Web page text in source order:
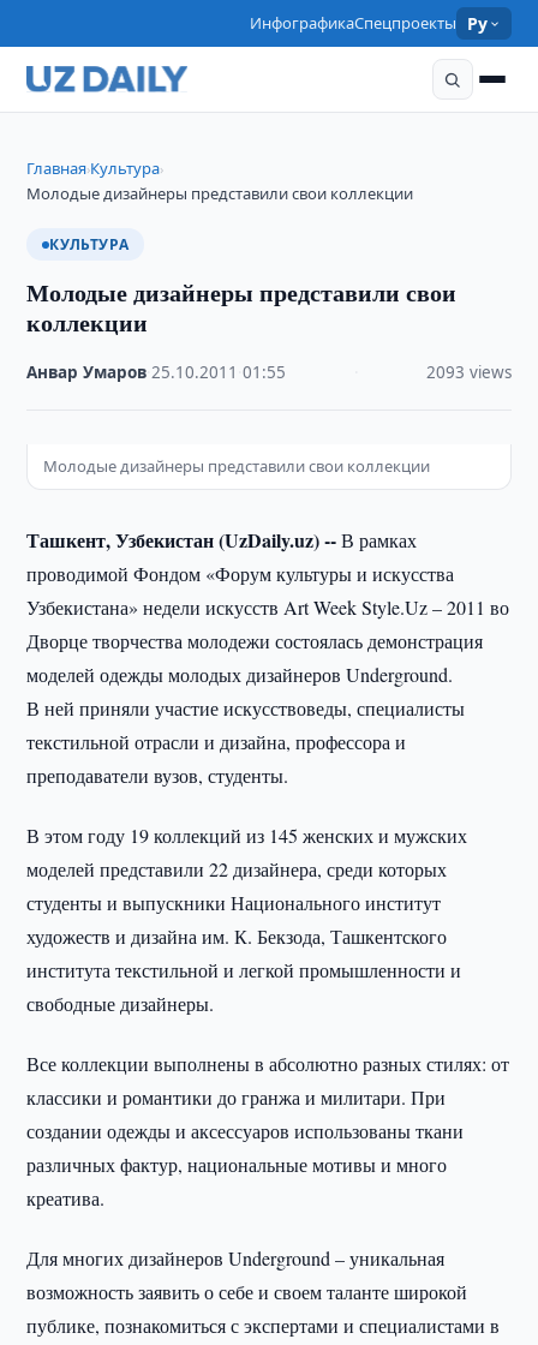
ИнфографикаСпецпроекты Ру
Главная›Культура›
Молодые дизайнеры представили свои коллекции
КУЛЬТУРА
Молодые дизайнеры представили свои
коллекции
Анвар Умаров ·25.10.2011 ·01:55 2093 views
Молодые дизайнеры представили свои коллекции
Ташкент, Узбекистан (UzDaily.uz) --В рамках
проводимой Фондом «Форум культуры и искусства
Узбекистана» недели искусств Art Week Style.Uz – 2011 во
Дворце творчества молодежи состоялась демонстрация
моделей одежды молодых дизайнеров Underground.
В ней приняли участие искусствоведы, специалисты
текстильной отрасли и дизайна, профессора и
преподаватели вузов, студенты.
В этом году 19 коллекций из 145 женских и мужских
моделей представили 22 дизайнера, среди которых
студенты и выпускники Национального институт
художеств и дизайна им. К. Бекзода, Ташкентского
института текстильной и легкой промышленности и
свободные дизайнеры.
Все коллекции выполнены в абсолютно разных стилях: от
классики и романтики до гранжа и милитари. При
создании одежды и аксессуаров использованы ткани
различных фактур, национальные мотивы и много
креатива.
Для многих дизайнеров Underground – уникальная
возможность заявить о себе и своем таланте широкой
публике, познакомиться с экспертами и специалистами в